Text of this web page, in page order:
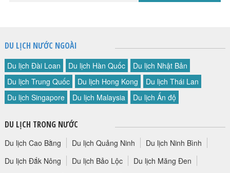
DU LỊCH NƯỚC NGOÀI
Du lịch Đài Loan Du lịch Hàn Quốc
Du lịch Nhật Bản
Du lịch Trung Quốc
Du lịch Hong Kong
Du lịch Thái Lan
Du lịch Singapore
Du lịch Malaysia Du lịch Ấn độ
DU LỊCH TRONG NƯỚC
Du lịch Cao Bằng Du lịch Quảng Ninh
Du lịch Ninh Bình
Du lịch Đắk Nông
Du lịch Bảo Lộc
Du lịch Măng Đen